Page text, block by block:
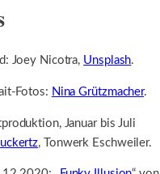
Joey Nicotra, Unsplash.
Fotos: Nina Grützmacher.
Januar bis Juli
, Tonwerk Eschweiler.